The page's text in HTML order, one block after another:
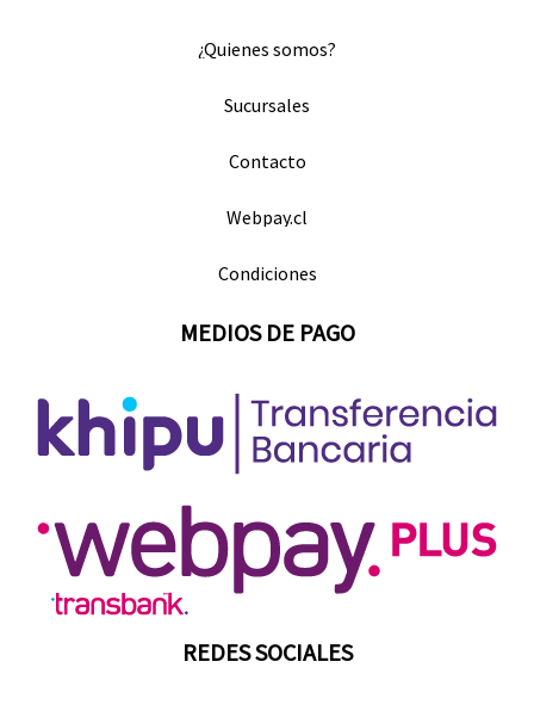
¿Quienes somos?
Sucursales
Contacto
Webpay.cl
Condiciones
MEDIOS DE PAGO
REDES SOCIALES